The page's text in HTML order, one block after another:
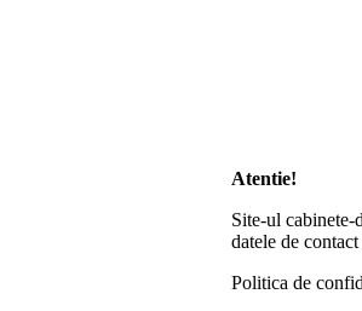
Atentie!
Site-ul cabinete-
datele de
Politica de